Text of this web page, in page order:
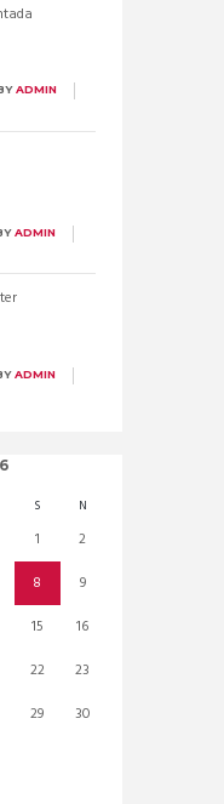
ADMIN
ADMIN
ADMIN
S N
1
2
8
9
15
16
22
23
29
30